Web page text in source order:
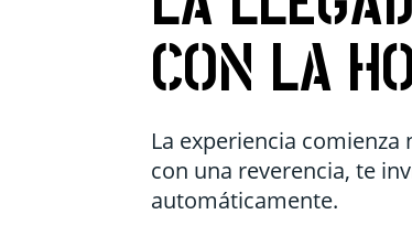
CON LA
La experiencia
con una reverencia, te
automáticamente.